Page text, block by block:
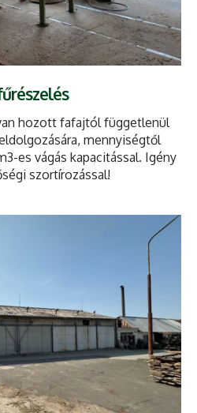
hozott fafajtól függetlenül
mennyiségtől
es vágás kapacitással. Igény
szortírozással!